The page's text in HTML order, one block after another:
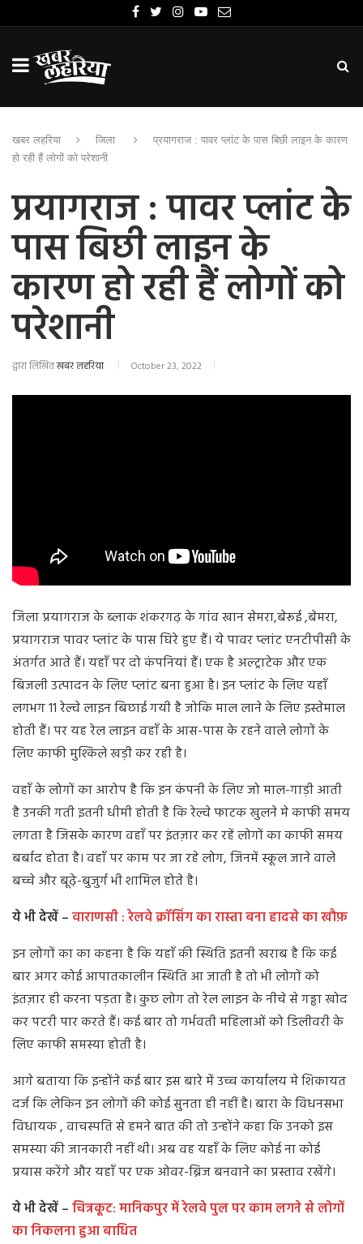
खबर लहरिया जिला
प्रयागराज : पावर प्लांट के पास बिछी लाइन के कारण
हो रही हैं लोगों को परेशानी
प्रयागराज : पावर प्लांट के
पास बिछी लाइन के
कारण हो रही हैं लोगों को
परेशानी
द्वारा लिखितखबर लहरिया October 23, 2022
जिला प्रयागराज के ब्लाक शंकरगढ़ के गांव खान सेमरा,बेरूई ,बेमरा,
प्रयागराज पावर प्लांट के पास घिरे हुए हैं। ये पावर प्लांट एनटीपीसी के
अंतर्गत आते हैं। यहाँ पर दो कंपनियां हैं। एक है अल्ट्राटेक और एक
बिजली उत्पादन के लिए प्लांट बना हुआ है। इन प्लांट के लिए यहाँ
लगभग 11 रेल्वे लाइन बिछाई गयी है जोकि माल लाने के लिए इस्तेमाल
होती हैं। पर यह रेल लाइन वहाँ के आस-पास के रहने वाले लोगों के
लिए काफी मुश्किले खड़ी कर रही है।
वहाँ के लोगों का आरोप है कि इन कंपनी के लिए जो माल-गाड़ी आती
है उनकी गती इतनी धीमी होती है कि रेल्वे फाटक खुलने मे काफी समय
लगता है जिसके कारण वहाँ पर इंतज़ार कर रहें लोगों का काफी समय
बर्बाद होता है। वहाँ पर काम पर जा रहे लोग, जिनमें स्कूल जाने वाले
बच्चे और बूढ़े-बुजुर्ग भी शामिल होते है।
ये भी देखें –वाराणसी : रेलवे क्रॉसिंग का रास्ता बना हादसे का खौफ़
इन लोगों का का कहना है कि यहाँ की स्थिति इतनी खराब है कि कई
बार अगर कोई आपातकालीन स्थिति आ जाती है तो भी लोगों को
इंतज़ार ही करना पड़ता है। कुछ लोग तो रेल लाइन के नीचे से गड्ढा खोद
कर पटरी पार करते हैं। कई बार तो गर्भवती महिलाओं को डिलीवरी के
लिए काफी समस्या होती है।
आगे बताया कि इन्होंने कई बार इस बारे में उच्च कार्यालय मे शिकायत
दर्ज कि लेकिन इन लोगों की कोई सुनता ही नहीं है। बारा के विधनसभा
विधायक , वाचस्पति से हमने बात की तो उन्होंने कहा कि उनको इस
समस्या की जानकारी नहीं थी। अब वह यहाँ के लिए कोई ना कोई
प्रयास करेंगे और यहाँ पर एक ओवर-ब्रिज बनवाने का प्रस्ताव रखेंगे।
ये भी देखें –चित्रकूट: मानिकपुर में रेलवे पुल पर काम लगने से लोगों
का निकलना हुआ बाधित